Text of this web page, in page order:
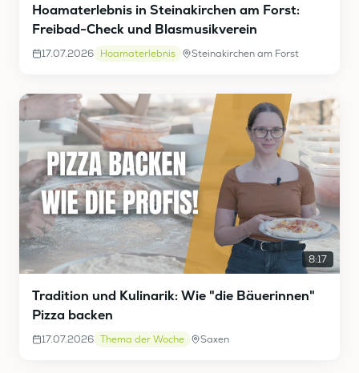
Hoamaterlebnis in Steinakirchen am Forst:
Freibad-Check und Blasmusikverein
17.07.2026 Hoamaterlebnis Steinakirchen am Forst
8:17
Tradition und Kulinarik: Wie "die Bäuerinnen"
Pizza backen
17.07.2026 Thema der Woche Saxen